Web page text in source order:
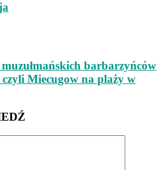
barbarzyńców
Miecugow na plaży w